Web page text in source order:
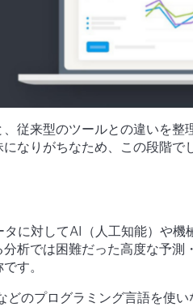
従来型のツールとの違いを整
なりがちなため、この段階で
に対してAI（人工知能）や機
析では困難だった高度な予測
す。
のプログラミング言語を使い